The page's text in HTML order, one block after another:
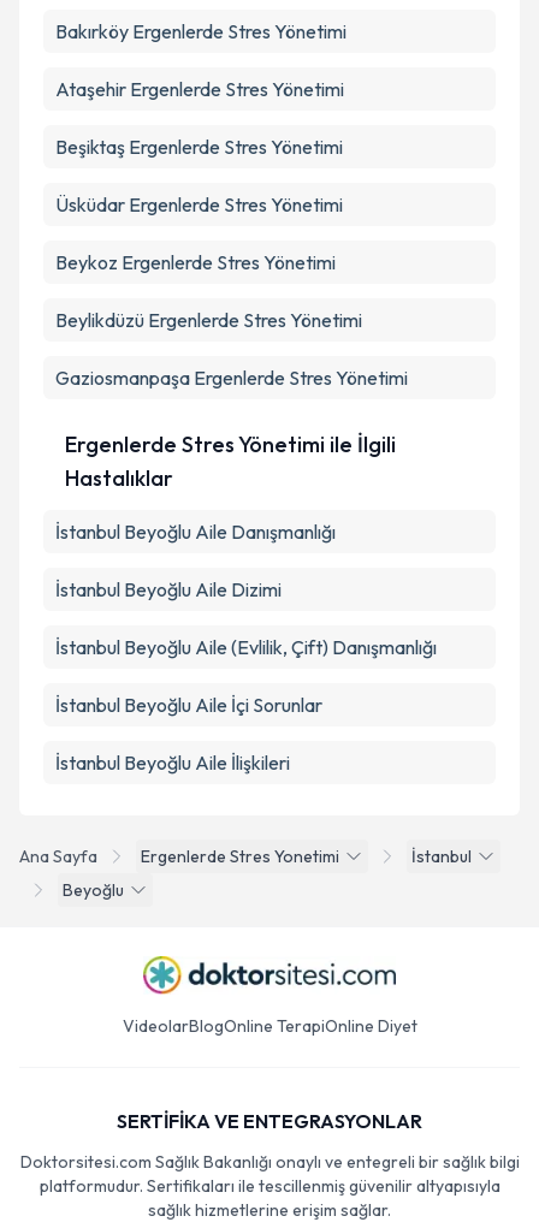
Ana Sayfa Ergenlerde Stres Yonetimi
İstanbul
Beyoğlu
Bakırköy Ergenlerde Stres Yönetimi
Ataşehir Ergenlerde Stres Yönetimi
Beşiktaş Ergenlerde Stres Yönetimi
Üsküdar Ergenlerde Stres Yönetimi
Beykoz Ergenlerde Stres Yönetimi
Beylikdüzü Ergenlerde Stres Yönetimi
Gaziosmanpaşa Ergenlerde Stres Yönetimi
Ergenlerde Stres Yönetimi ile İlgili
Hastalıklar
İstanbul Beyoğlu Aile Danışmanlığı
İstanbul Beyoğlu Aile Dizimi
İstanbul Beyoğlu Aile (Evlilik, Çift) Danışmanlığı
İstanbul Beyoğlu Aile İçi Sorunlar
İstanbul Beyoğlu Aile İlişkileri
VideolarBlogOnline TerapiOnline Diyet
SERTİFİKA VE ENTEGRASYONLAR
Doktorsitesi.com Sağlık Bakanlığı onaylı ve entegreli bir sağlık bilgi
platformudur. Sertifikaları ile tescillenmiş güvenilir altyapısıyla
sağlık hizmetlerine erişim sağlar.